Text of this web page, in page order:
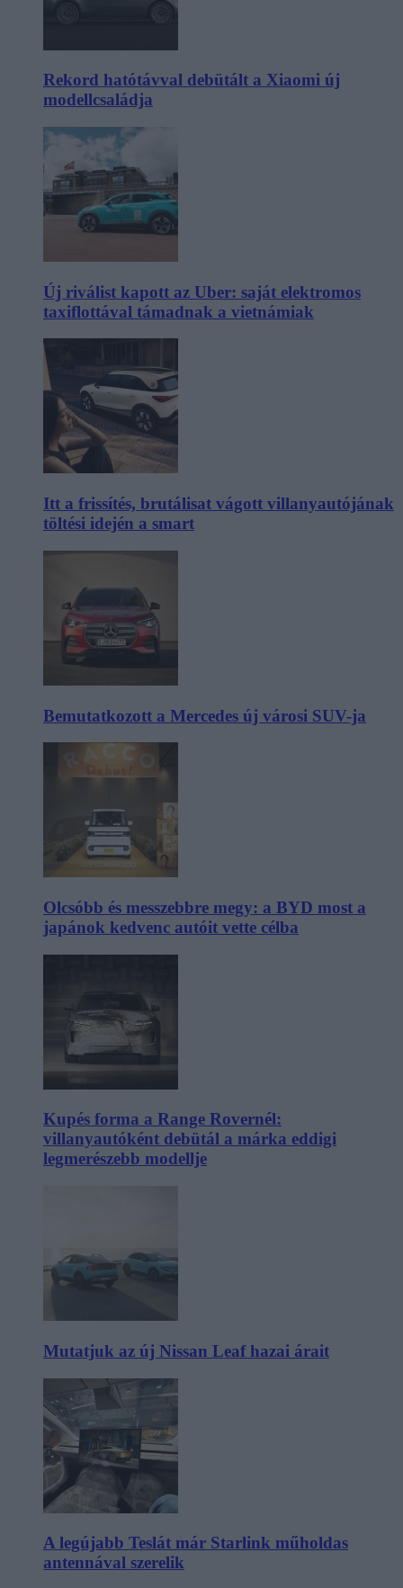
Rekord hatótávval debütált a Xiaomi új
modellcsaládja
Új riválist kapott az Uber: saját elektromos
taxiflottával támadnak a vietnámiak
Itt a frissítés, brutálisat vágott villanyautójának
töltési idején a smart
Bemutatkozott a Mercedes új városi SUV-ja
Olcsóbb és messzebbre megy: a BYD most a
japánok kedvenc autóit vette célba
Kupés forma a Range Rovernél:
villanyautóként debütál a márka eddigi
legmerészebb modellje
Mutatjuk az új Nissan Leaf hazai árait
A legújabb Teslát már Starlink műholdas
antennával szerelik